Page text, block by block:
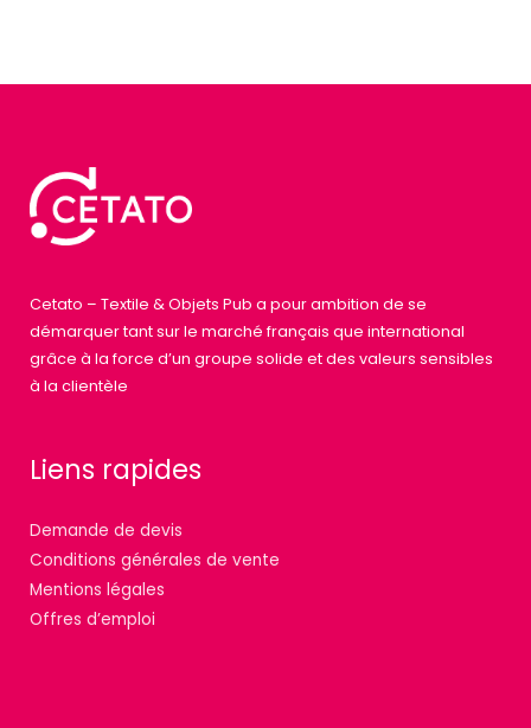
Cetato – Textile & Objets Pub a pour ambition de se
démarquer tant sur le marché français que international
grâce à la force d’un groupe solide et des valeurs sensibles
à la clientèle
Liens rapides
Demande de devis
Conditions générales de vente
Mentions légales
Offres d’emploi